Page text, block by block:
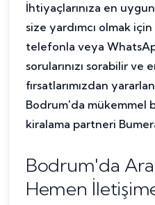
İhtiyaçlarınıza en
size yardımcı olmak
telefonla veya
sorularınızı sorabilir ve
fırsatlarımızdan
Bodrum'da mükemmel
kiralama partneri
Bodrum'da
Hemen